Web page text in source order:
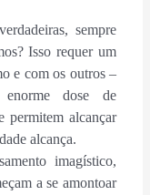
sempre
Isso requer um
e com os outros –
dose de
permitem alcançar
alcança.
imagístico,
a se amontoar